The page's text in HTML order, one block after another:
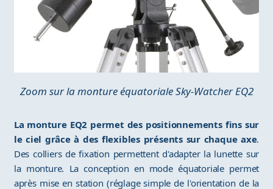
Zoom sur la monture équatoriale Sky-Watcher EQ2
La monture EQ2 permet des positionnements fins sur
le ciel grâce à des flexibles présents sur chaque axe.
Des colliers de fixation permettent d'adapter la lunette sur
la monture. La conception en mode équatoriale permet
après mise en station (réglage simple de l'orientation de la